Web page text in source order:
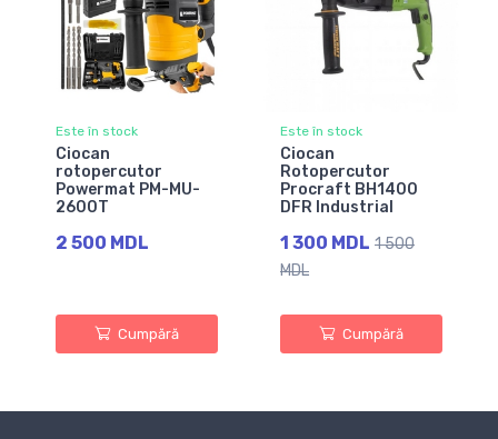
Este în stock
Ciocan
rotopercutor
Powermat PM-MU-
2600T
2 500 MDL
Cumpără
Este în stock
Ciocan
Rotopercutor
Procraft BH1400
DFR Industrial
1 300 MDL 1 500
MDL
Cumpără